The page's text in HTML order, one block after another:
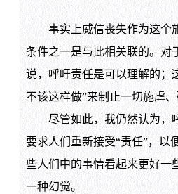
事实上威信丧失作为这个
条件之一是与此相关联的。对
说，呼吁责任是可以理解的；
不该这样做”来制止一切施虐、
尽管如此，我仍然认为，
要求人们重新接受“责任”，以
些人们中的事情看起来更好一
一种幻觉。